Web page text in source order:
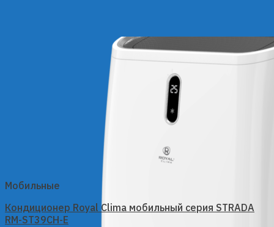
Мобильные
Кондиционер Royal Clima мобильный серия STRADA
RM-ST39CH-E